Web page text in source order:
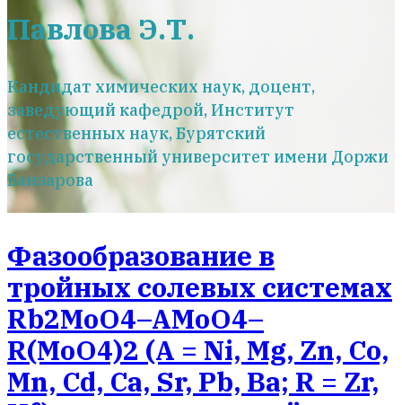
Павлова Э.Т.
Кандидат химических наук, доцент,
заведующий кафедрой, Институт
естественных наук, Бурятский
государственный университет имени Доржи
Банзарова
Фазообразование в
тройных солевых системах
Rb2MoO4–AMoO4–
R(MoO4)2 (А = Ni, Mg, Zn, Co,
Mn, Cd, Ca, Sr, Pb, Ba; R = Zr,